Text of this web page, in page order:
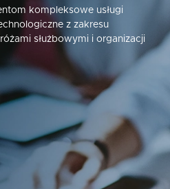
kompleksowe usługi
z zakresu
służbowymi i organizacji
że podróż może być
detalu, a co za tym idzie -